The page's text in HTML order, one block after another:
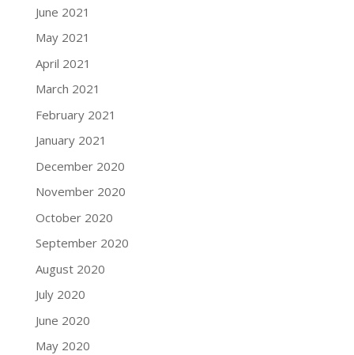
June 2021
May 2021
April 2021
March 2021
February 2021
January 2021
December 2020
November 2020
October 2020
September 2020
August 2020
July 2020
June 2020
May 2020